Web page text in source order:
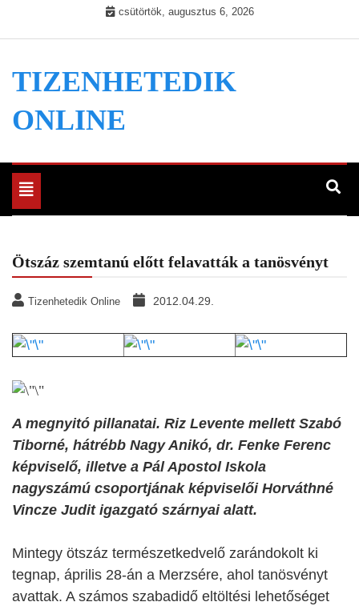
csütörtök, augusztus 6, 2026
TIZENHETEDIK
ONLINE
Toggle
navigation
Ötszáz szemtanú előtt felavatták a tanösvényt
Tizenhetedik Online 2012.04.29.
A megnyitó pillanatai. Riz Levente mellett Szabó
Tiborné, hátrébb Nagy Anikó, dr. Fenke Ferenc
képviselő, illetve a Pál Apostol Iskola
nagyszámú csoportjának képviselői Horváthné
Vincze Judit igazgató szárnyai alatt.
Mintegy ötszáz természetkedvelő zarándokolt ki
tegnap, április 28-án a Merzsére, ahol tanösvényt
avattak. A számos szabadidő eltöltési lehetőséget